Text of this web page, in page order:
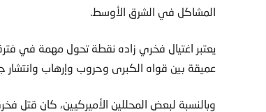
المشاكل في الشرق الأوسط.
يعتبر اغتيال فخري زاده نقطة تحول مهمة في
عميقة بين قواه الكبرى وحروب وإرهاب وانتشار
وبالنسبة لبعض المحللين الأميركيين، كان قتل